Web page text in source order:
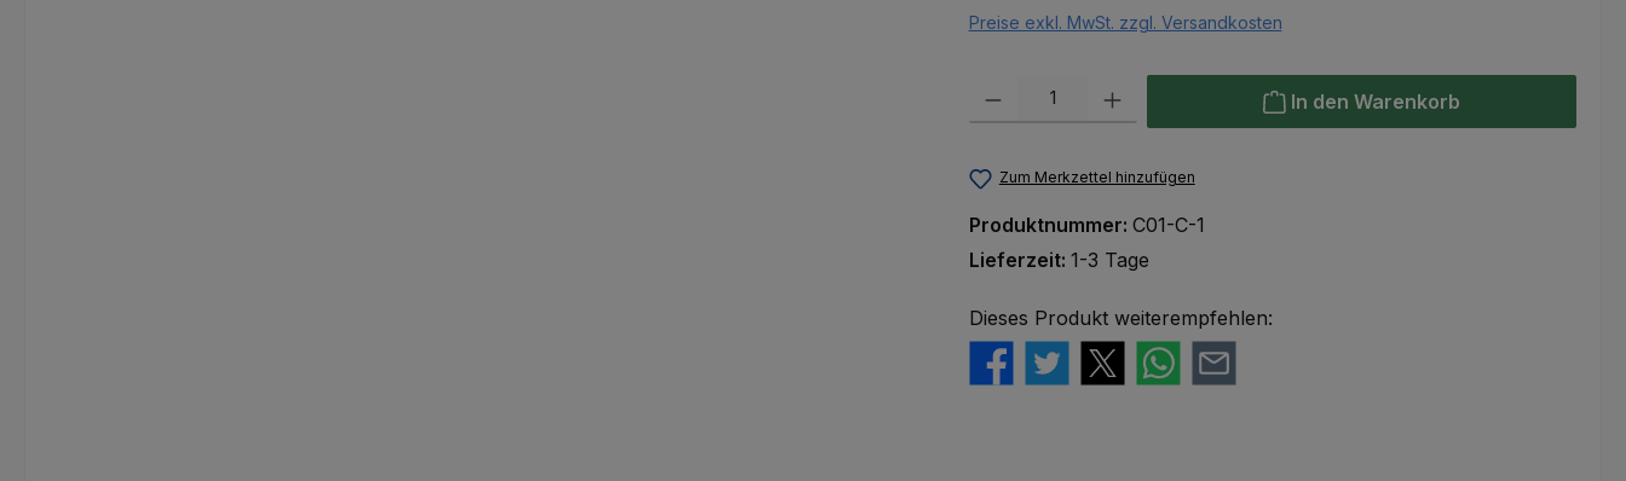
Preise exkl. MwSt. zzgl. Versandkosten
Produkt Anzahl: Gib den gewünschten Wert ein oder benutze die Schaltflächen
In den Warenkorb
Zum Merkzettel hinzufügen
Produktnummer: C01-C-1
Lieferzeit: 1-3 Tage
Dieses Produkt weiterempfehlen: